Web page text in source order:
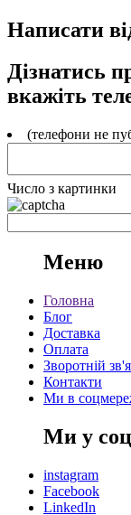
Написати
Дізнатись
вкажіть
(телефони не
Число з картинки
Меню
Головна
Блог
Доставка
Оплата
Зворотній
Контакти
Ми в
Ми у
instagram
Facebook
LinkedIn